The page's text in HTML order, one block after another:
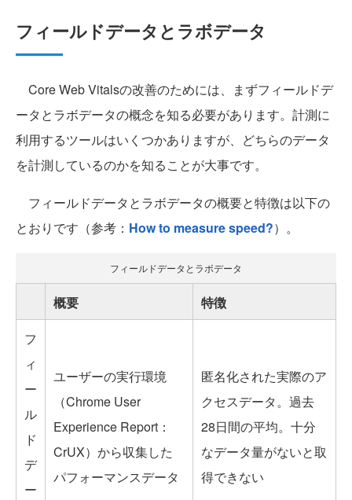
フィールドデータとラボデータ
Core Web Vitalsの改善のためには、まずフィールドデ
ータとラボデータの概念を知る必要があります。計測に
利用するツールはいくつかありますが、どちらのデータ
を計測しているのかを知ることが大事です。
フィールドデータとラボデータの概要と特徴は以下の
とおりです（参考： How to measure speed?）。
フィールドデータとラボデータ
概要
特徴
フ
ィ
ー
ル
ド
デ
ー
ユーザーの実行環境
（Chrome User
Experience Report：
CrUX）から収集した
パフォーマンスデータ
匿名化された実際のア
クセスデータ。過去
28日間の平均。十分
なデータ量がないと取
得できない